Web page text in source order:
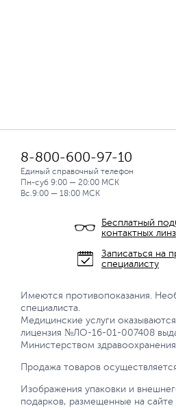
8-800-600-97-10
Единый справочный телефон
Пн-суб 9:00 — 20:00 МСК
Вс.9:00 — 18:00 МСК
Бесплатный
контактных линз
Записаться на
специалисту
Имеются противопоказания.
специалиста.
Медицинские услуги оказываются
лицензия №ЛО-16-01-007408
Министерством
Продажа товаров
Изображения упаковки и
подарков, размещенные на сайте